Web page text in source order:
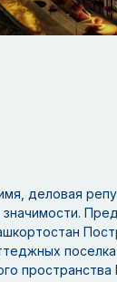
деловая